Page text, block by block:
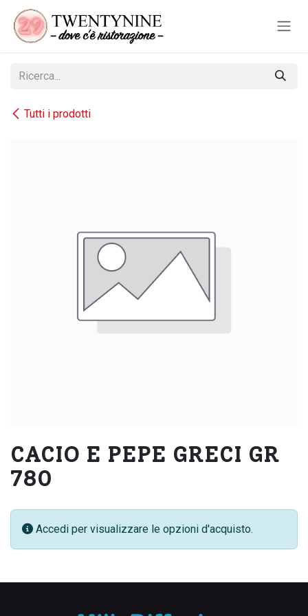
Passa al contenuto
Tutti i prodotti
CACIO E PEPE GRECI GR
780
Accedi per visualizzare le opzioni d'acquisto.